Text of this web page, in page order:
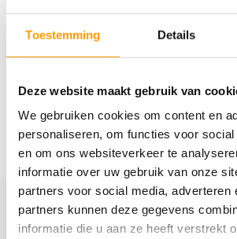
Toestemming Details
Deze website maakt gebruik van
We gebruiken cookies om content en
personaliseren, om functies voor
en om ons websiteverkeer te
informatie over uw gebruik van onze
partners voor social media, adverteren
partners kunnen deze gegevens
informatie die u aan ze heeft verstrekt
Reviews
Schrijf je hier in voor onze